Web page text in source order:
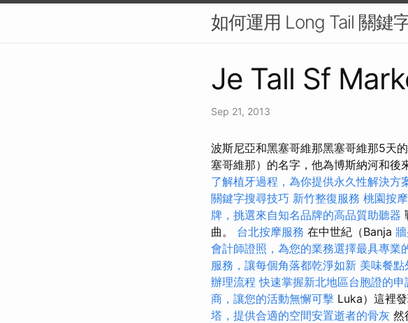
如何運用 Long Tail 關鍵
Je Tall Sf
Sep 21, 2013
波斯尼亞和黑塞哥維那黑塞哥維那5天
塞哥維那）的名字，他為博斯納河和後
了解植牙過程，為你提供永久性解決方
關鍵字搜尋技巧 新竹整復服務 桃園按
牌，挑選來自知名品牌的高品質助聽器
曲。 台北按摩服務 在中世紀（Banja
會計師證照，為您的業務選擇最具專業
服務，讓每個角落都乾淨如新 美味餐
辦理流程 快速掌握新北地區台胞證的申
商，讓您的活動無懈可擊 Luka）這裡
塔，提供合適的空間安置逝者的骨灰 然